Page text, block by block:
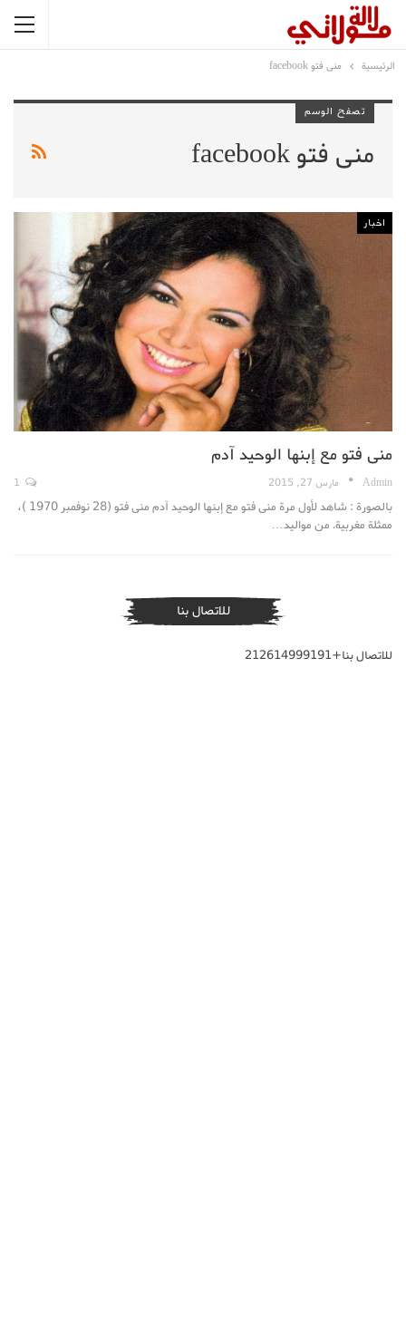
الرئيسية منى فتو facebook
تصفح الوسم
منى فتو facebook
اخبار
منى فتو مع إبنها الوحيد آدم
Admin مارس 27, 2015
بالصورة : شاهد لأول مرة منى فتو مع إبنها الوحيد آدم منى فتو (28 نوفمبر 1970 )،
ممثلة مغربية. من مواليد…
للاتصال بنا
للاتصال بنا+212614999191